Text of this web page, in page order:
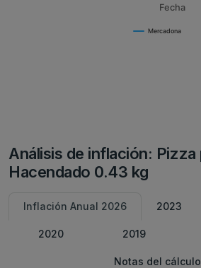
Fecha
Mercadona
Análisis de inflación: Pizza
Hacendado 0.43 kg
Inflación Anual 2026 2023
2020 2019
Notas del cálculo